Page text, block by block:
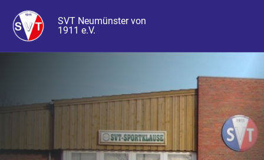
SVT Neumünster von
1911 e.V.